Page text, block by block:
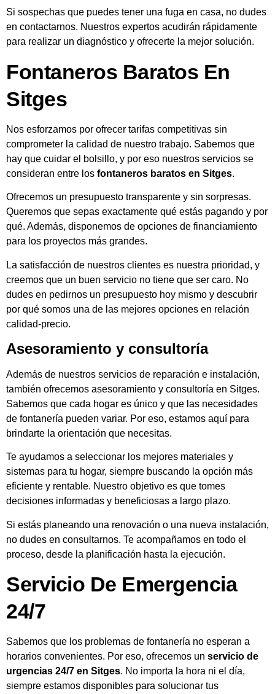
Si sospechas que puedes tener una fuga en casa, no dudes
en contactarnos. Nuestros expertos acudirán rápidamente
para realizar un diagnóstico y ofrecerte la mejor solución.
Fontaneros Baratos En
Sitges
Nos esforzamos por ofrecer tarifas competitivas sin
comprometer la calidad de nuestro trabajo. Sabemos que
hay que cuidar el bolsillo, y por eso nuestros servicios se
consideran entre los fontaneros baratos en Sitges.
Ofrecemos un presupuesto transparente y sin sorpresas.
Queremos que sepas exactamente qué estás pagando y por
qué. Además, disponemos de opciones de financiamiento
para los proyectos más grandes.
La satisfacción de nuestros clientes es nuestra prioridad, y
creemos que un buen servicio no tiene que ser caro. No
dudes en pedirnos un presupuesto hoy mismo y descubrir
por qué somos una de las mejores opciones en relación
calidad-precio.
Asesoramiento y consultoría
Además de nuestros servicios de reparación e instalación,
también ofrecemos asesoramiento y consultoría en Sitges.
Sabemos que cada hogar es único y que las necesidades
de fontanería pueden variar. Por eso, estamos aquí para
brindarte la orientación que necesitas.
Te ayudamos a seleccionar los mejores materiales y
sistemas para tu hogar, siempre buscando la opción más
eficiente y rentable. Nuestro objetivo es que tomes
decisiones informadas y beneficiosas a largo plazo.
Si estás planeando una renovación o una nueva instalación,
no dudes en consultarnos. Te acompañamos en todo el
proceso, desde la planificación hasta la ejecución.
Servicio De Emergencia
24/7
Sabemos que los problemas de fontanería no esperan a
horarios convenientes. Por eso, ofrecemos un servicio de
urgencias 24/7 en Sitges. No importa la hora ni el día,
siempre estamos disponibles para solucionar tus